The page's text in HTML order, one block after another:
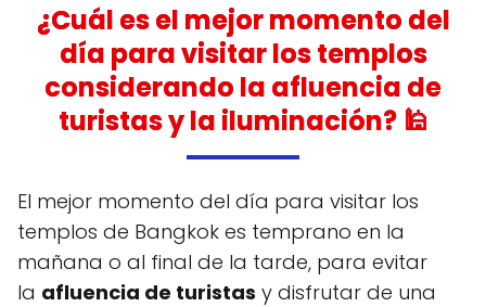
¿Cuál es el mejor momento del
día para visitar los templos
considerando la afluencia de
turistas y la iluminación? 🕌
El mejor momento del día para visitar los
templos de Bangkok es temprano en la
mañana o al final de la tarde, para evitar
la afluencia de turistas y disfrutar de una